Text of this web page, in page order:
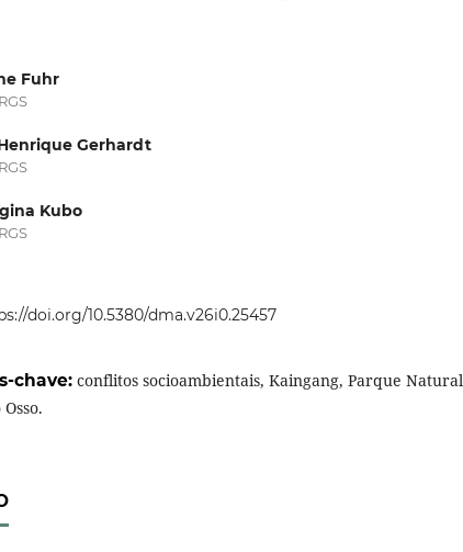
Fuhr
Gerhardt
Kubo
doi.org/10.5380/dma.v26i0.25457
chave: conflitos socioambientais, Kaingang, Parque Natural